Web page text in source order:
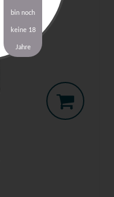
bin noch
keine 18
Jahre